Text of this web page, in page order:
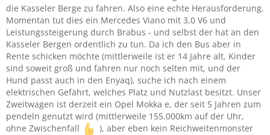
die Kasseler Berge zu fahren. Also eine echte Herausforderung.
Momentan tut dies ein Mercedes Viano mit 3,0 V6 und
Leistungssteigerung durch Brabus - und selbst der hat an den
Kasseler Bergen ordentlich zu tun. Da ich den Bus aber in
Rente schicken möchte (mittlerweile ist er 14 Jahre alt, Kinder
sind soweit groß und fahren nur noch selten mit, und der
Hund passt auch in den Enyaq), suche ich nach einem
elektrischen Gefährt, welches Platz und Nutzlast besitzt. Unser
Zweitwagen ist derzeit ein Opel Mokka e, der seit 5 Jahren zum
pendeln genutzt wird (mittlerweile 155.000km auf der Uhr,
ohne Zwischenfall
), aber eben kein Reichweitenmonster